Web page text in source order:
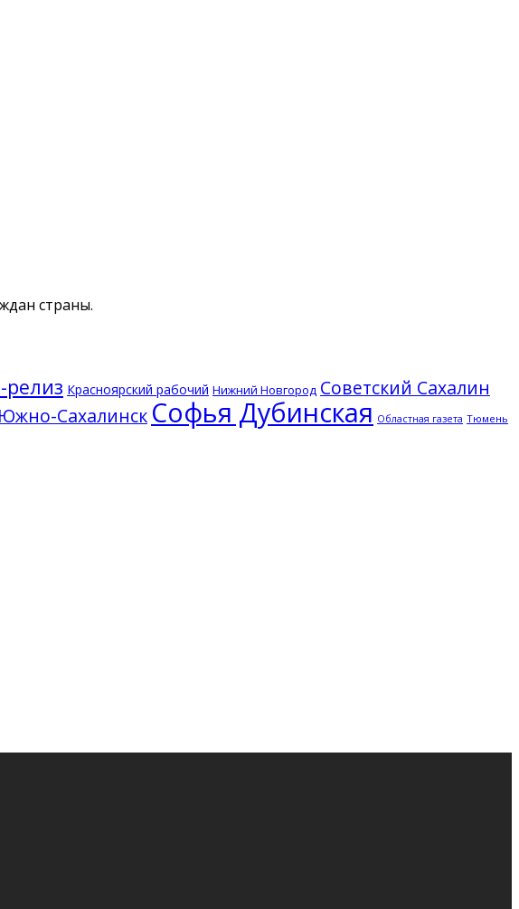
страны.
релиз Красноярский рабочий Нижний Новгород Советский Сахалин
Южно-Сахалинск Софья Дубинская Областная газета Тюмень